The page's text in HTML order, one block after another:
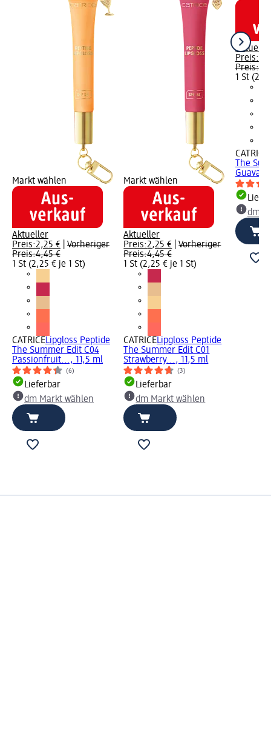
Markt wählen
Aktueller
Preis:2,25 €
Vorheriger
Preis:4,45 €
1 St (2,25 € je 1 St)
CATRICELipgloss Peptide
The Summer Edit C04
Passionfruit..., 11,5 ml
(6)
Lieferbar
dm Markt wählen
Markt wählen
Aktueller
Preis:2,25 € |Vorheriger
Preis:4,45 €
1 St (2,25 € je 1 St)
CATRICELipgloss Peptide
The Summer Edit C01
Strawberry..., 11,5 ml
(3)
Lieferbar
dm Markt wählen
Aktueller
Preis:
Preis:
1 St
CATRICE
The
Guava
dm